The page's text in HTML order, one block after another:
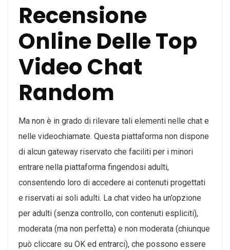
Recensione
Online Delle Top
Video Chat
Random
Ma non è in grado di rilevare tali elementi nelle chat e
nelle videochiamate. Questa piattaforma non dispone
di alcun gateway riservato che faciliti per i minori
entrare nella piattaforma fingendosi adulti,
consentendo loro di accedere ai contenuti progettati
e riservati ai soli adulti. La chat video ha un’opzione
per adulti (senza controllo, con contenuti espliciti),
moderata (ma non perfetta) e non moderata (chiunque
può cliccare su OK ed entrarci), che possono essere